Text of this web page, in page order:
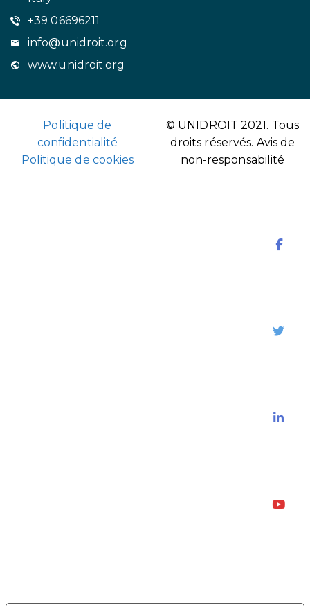
+39 06696211
info@unidroit.org
www.unidroit.org
Politique de
confidentialité
Politique de cookies
© UNIDROIT 2021. Tous
droits réservés. Avis de
non-responsabilité